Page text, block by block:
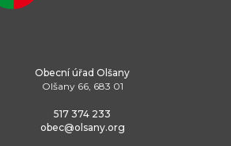
Obecní úřad Olšany
Olšany 66, 683 01
517 374 233
obec@olsany.org